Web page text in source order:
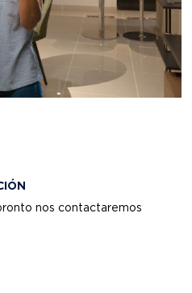
nos contactaremos